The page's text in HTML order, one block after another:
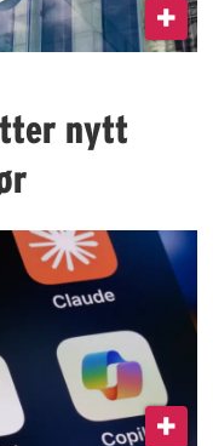
nytt